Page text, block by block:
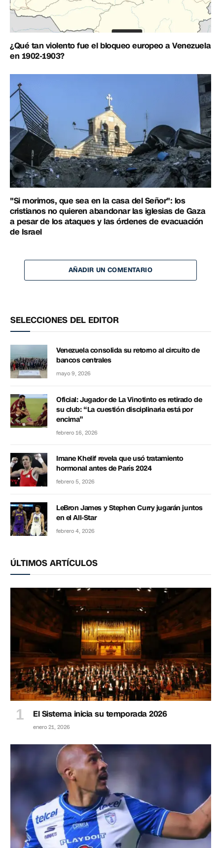
¿Qué tan violento fue el bloqueo europeo a Venezuela
en 1902-1903?
"Si morimos, que sea en la casa del Señor": los
cristianos no quieren abandonar las iglesias de Gaza
a pesar de los ataques y las órdenes de evacuación
de Israel
AÑADIR UN COMENTARIO
SELECCIONES DEL EDITOR
Venezuela consolida su retorno al circuito de
bancos centrales
mayo 9, 2026
Oficial: Jugador de La Vinotinto es retirado de
su club: “La cuestión disciplinaria está por
encima”
febrero 16, 2026
Imane Khelif revela que usó tratamiento
hormonal antes de París 2024
febrero 5, 2026
LeBron James y Stephen Curry jugarán juntos
en el All-Star
febrero 4, 2026
ÚLTIMOS ARTÍCULOS
El Sistema inicia su temporada 2026
enero 21, 2026